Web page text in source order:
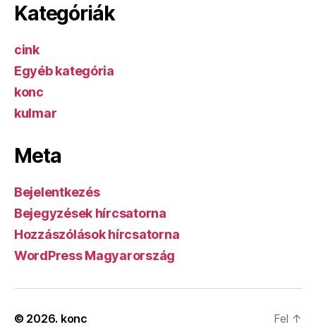
Kategóriák
cink
Egyéb kategória
konc
kulmar
Meta
Bejelentkezés
Bejegyzések hírcsatorna
Hozzászólások hírcsatorna
WordPress Magyarország
© 2026. konc Fel ↑